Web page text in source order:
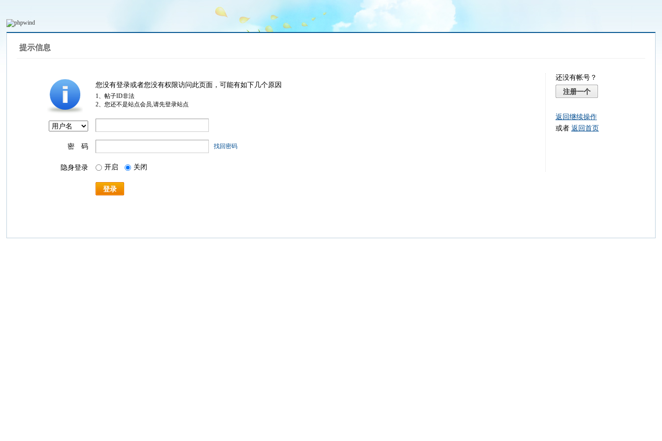
提示信息
您没有登录或者您没有权限访问此页面，可能有如下几个原因
1、帖子ID非法
2、您还不是站点会员,请先登录站点
密 码 找回密码
隐身登录 开启 关闭
登录
还没有帐号？
注册一个
返回继续操作
或者 返回首页